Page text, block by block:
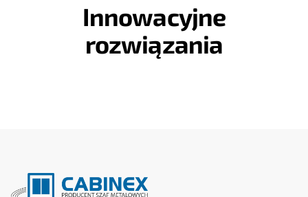
Innowacyjne
rozwiązania